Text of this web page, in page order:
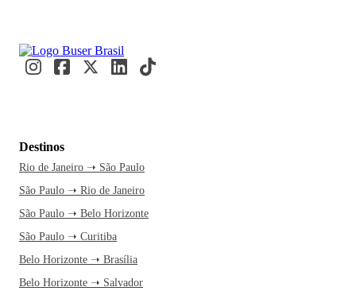
Destinos
Rio de Janeiro ➝ São Paulo
São Paulo ➝ Rio de Janeiro
São Paulo ➝ Belo Horizonte
São Paulo ➝ Curitiba
Belo Horizonte ➝ Brasília
Belo Horizonte ➝ Salvador